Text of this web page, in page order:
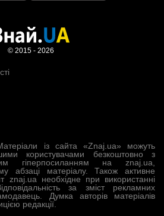
із сайта «Znaj.ua» можуть
користувачами безкоштовно з
гіперпосиланням на znaj.ua,
абзаці матеріалу. Також активне
znaj.ua необхідне при використанні
за зміст рекламних
Думка авторів матеріалів
редакції.
© 2015 - 2026